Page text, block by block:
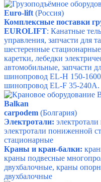
Euro-lift(Россия)
Комплексные поставки
EUROLIFT: Канатные
управления, запчасти для
шестеренные
каретки, лебедки
автомобильные, запчасти
шинопровод EL-H 150-
шинопровод EL-F 35-240А.
Balkan
carpodem (Болгария)
Электротали:
электротали пониженной
стационарные
Краны и кран-балки:
краны подвесные
двухбалочные, краны
двухбалочные